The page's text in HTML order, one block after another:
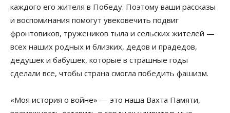
каждого его жителя в Победу. Поэтому ваши рассказы
и воспоминания помогут увековечить подвиг
фронтовиков, тружеников тыла и сельских жителей —
всех наших родных и близких, дедов и прадедов,
дедушек и бабушек, которые в страшные годы
сделали все, чтобы страна смогла победить фашизм.
«Моя история о войне» — это наша Вахта Памяти,